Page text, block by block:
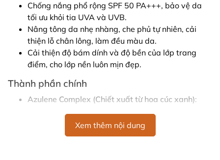
Chống nắng phổ rộng SPF 50 PA+++, bảo vệ da
tối ưu khỏi tia UVA và UVB.
Nâng tông da nhẹ nhàng, che phủ tự nhiên, cải
thiện lỗ chân lông, làm đều màu da.
Cải thiện độ bám dính và độ bền của lớp trang
điểm, cho lớp nền luôn mịn đẹp.
Thành phần chính
Azulene Complex (Chiết xuất từ hoa cúc xanh):
Niacinamide (Vitamin B3): Dưỡng sáng, làm đều
màu da và cải thiện sắc tố hiệu quả.
Xem thêm nội dung